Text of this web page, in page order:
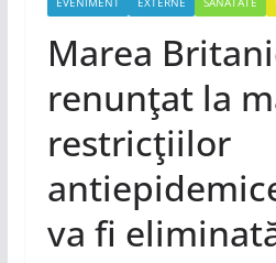
Marea
renunţat la
restricţiilor
va fi